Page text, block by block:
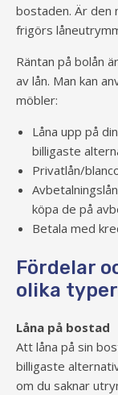
bostaden. Är den
frigörs
Räntan på bolån
av lån. Man kan
möbler:
Låna upp på
billigaste
Privatlån/
köpa de på
Betala med
Fördelar
olika
Låna på bostad
Att låna på sin
billigaste
om du saknar